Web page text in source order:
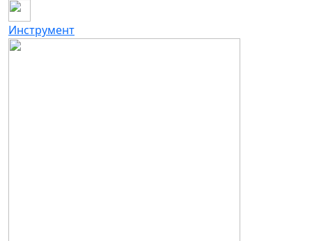
Инструмент